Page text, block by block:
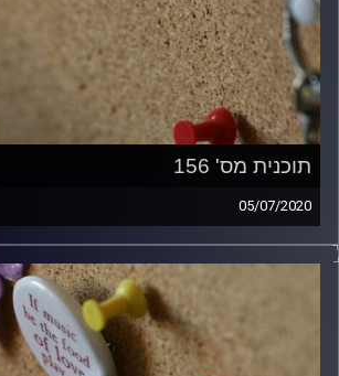
תוכנית מס' 156
05/07/2020
קלאסיקות רוק עם אורן הוף.
włodi